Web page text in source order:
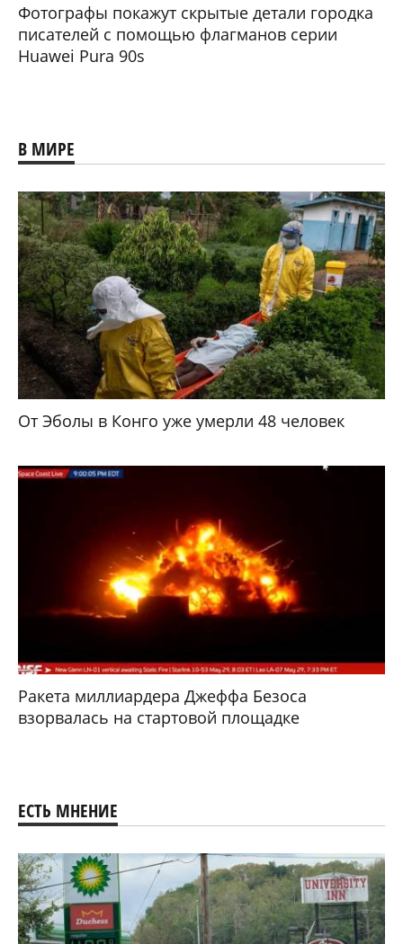
Фотографы покажут скрытые детали городка
писателей с помощью флагманов серии
Huawei Pura 90s
В МИРЕ
От Эболы в Конго уже умерли 48 человек
Ракета миллиардера Джеффа Безоса
взорвалась на стартовой площадке
ЕСТЬ МНЕНИЕ